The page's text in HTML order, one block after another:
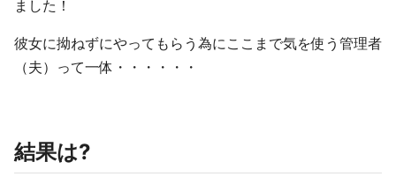
ました！
彼女に拗ねずにやってもらう為にここまで気を使う管理者
（夫）って一体・・・・・・
結果は?